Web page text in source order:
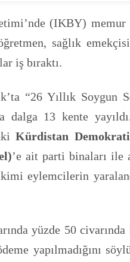
(IKBY) memur
sağlık
iş bıraktı.
“26 Yıllık Soygun
dalga 13 kente
Kürdistan
’e ait parti binaları ile
kimi eylemcilerin
yüzde 50
yapılmadığını